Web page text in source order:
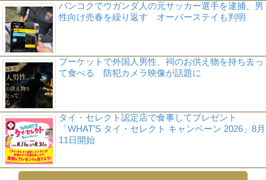
バンコクでウガンダ人の元サッカー選手を逮捕、男
性向け売春を繰り返す オーバーステイも判明
プーケットで外国人男性、祠のお供え物を持ち去っ
て食べる 防犯カメラ映像が話題に
タイ・セレクト認定店で食事してプレゼント
「WHAT’S タイ・セレクト キャンペーン 2026」8月
11日開始